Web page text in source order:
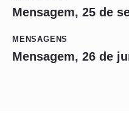
Mensagem, 25 de
MENSAGENS
Mensagem, 26 de